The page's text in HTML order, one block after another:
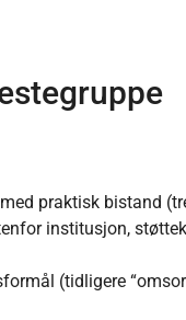
praktisk bistand
institusjon,
(tidligere